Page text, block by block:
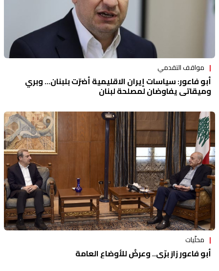
مواقف التقدمي
أبو فاعور: سياسات إيران الاقليمية أضرّت بلبنان... وبري
وميقاتي يفاوضان لمصلحة لبنان
محلّيات
أبو فاعور زارَ برّي.. وعرضٌ للأوضاع العامة